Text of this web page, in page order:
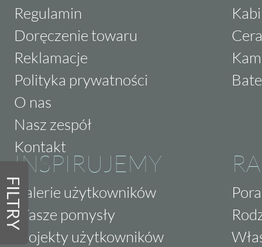
FILTRY
Regulamin
Doręczenie towaru
Reklamacje
Polityka prywatności
O nas
Nasz zespół
Kontakt
INSPIRUJEMY
Galerie użytkowników
Wasze pomysły
Projekty użytkowników